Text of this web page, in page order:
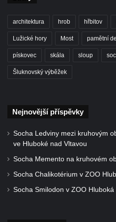
Hřbitovní kaple v Hrádku nad
Müllerova hrobka v Hrádku nad
Hřbitovní kaple v Horním
architektura hrob hřbitov
Lužické hory Most pamětní
pískovec skála sloup
Šluknovský výběžek
Nejnovější příspěvky
Socha Ledviny mezi kruhovým
ve Hluboké nad Vltavou
Socha Memento na kruhovém
Socha Chalikotérium v ZOO
Socha Smilodon v ZOO Hluboká